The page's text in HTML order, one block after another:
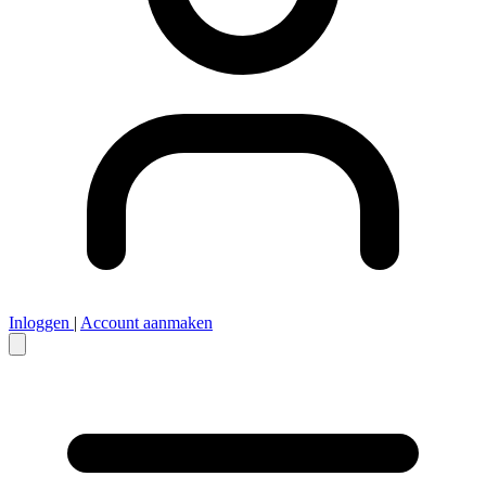
Inloggen | Account aanmaken